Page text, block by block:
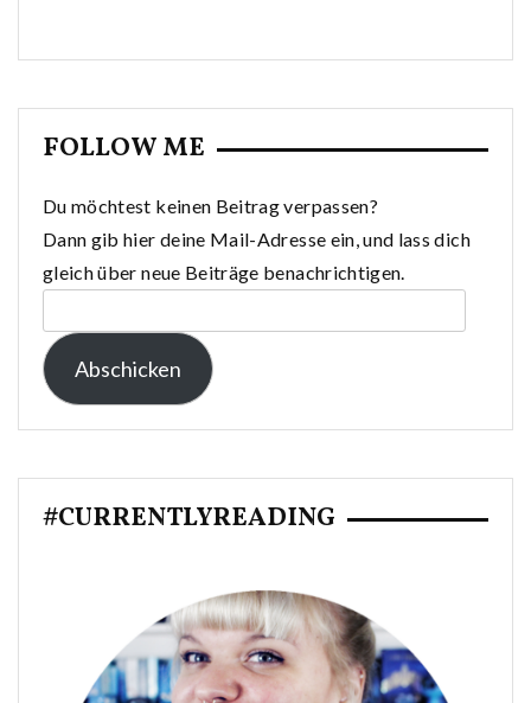
FOLLOW ME
Du möchtest keinen Beitrag verpassen?
Dann gib hier deine Mail-Adresse ein, und lass dich
gleich über neue Beiträge benachrichtigen.
Mail-
Adresse:
Abschicken
#CURRENTLYREADING